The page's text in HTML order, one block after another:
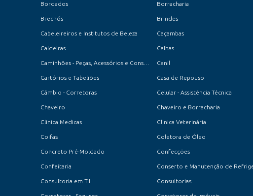
Bordados Borracharia
Brechós Brindes
Cabeleireiros e Institutos de Beleza Caçambas
Caldeiras Calhas
Canil
Cartórios e Tabeliões Casa de Repouso
Cãmbio - Corretoras Celular - Assisténcia Técnica
Chaveiro Chaveiro e Borracharia
Clinica Medicas Clinica Veterinária
Coifas Coletora de Óleo
Concreto Pré-Moldado Confecções
Confeitaria
Consultoria em T.I Consultorias